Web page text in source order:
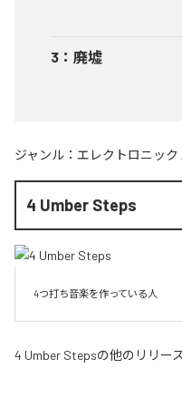
3 ： 廃墟
ジャンル： エレクトロニック
4 Umber Steps
4つ打ち音楽を作っている人
4 Umber Stepsの他のリリー